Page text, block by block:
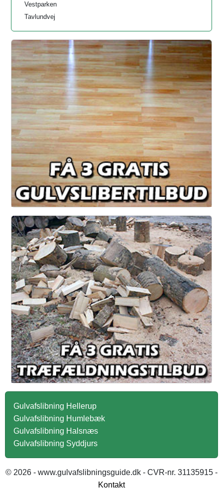
Vestparken
Tavlundvej
Gulvafslibning Hellerup
Gulvafslibning Humlebæk
Gulvafslibning Halsnæs
Gulvafslibning Syddjurs
© 2026 - www.gulvafslibningsguide.dk - CVR-nr. 31135915 -
Kontakt